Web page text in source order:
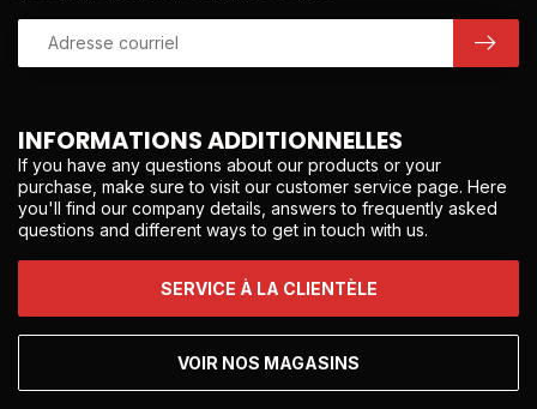
INFORMATIONS ADDITIONNELLES
If you have any questions about our products or your
purchase, make sure to visit our customer service page. Here
you'll find our company details, answers to frequently asked
questions and different ways to get in touch with us.
SERVICE À LA CLIENTÈLE
VOIR NOS MAGASINS